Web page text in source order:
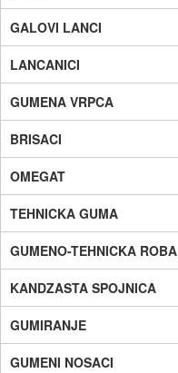
GALOVI LANCI
LANCANICI
GUMENA VRPCA
BRISACI
OMEGAT
TEHNICKA GUMA
GUMENO-TEHNICKA ROBA
KANDZASTA SPOJNICA
GUMIRANJE
GUMENI NOSACI